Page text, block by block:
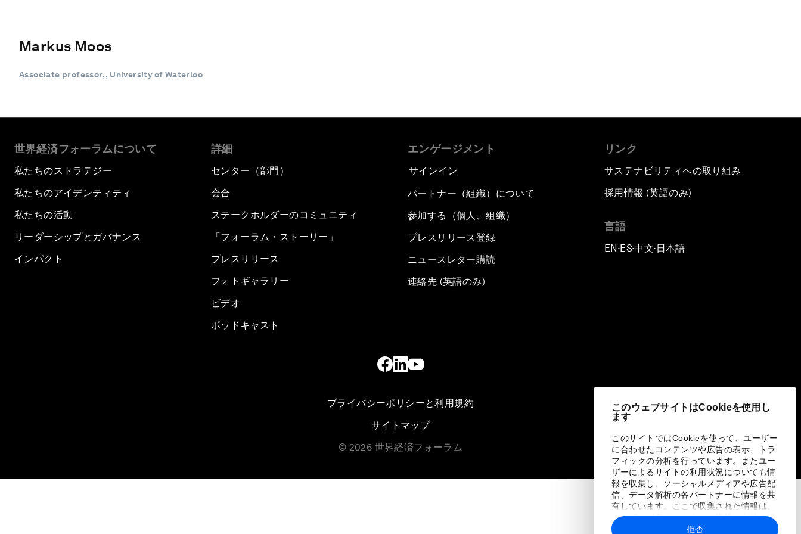
このウェブサイトはCookieを使用し
ます
このサイトではCookieを使って、ユーザー
に合わせたコンテンツや広告の表示、トラ
フィックの分析を行っています。またユー
ザーによるサイトの利用状況についても情
報を収集し、ソーシャルメディアや広告配
信、データ解析の各パートナーに情報を共
有しています。ここで収集された情報は、
ユーザーが各パートナーに提供した他の情
報や各パートナーのサービスを使用した際
拒否
Markus Moos
Associate professor, , University of Waterloo
世界経済フォーラムについて
私たちのストラテジー
私たちのアイデンティティ
私たちの活動
リーダーシップとガバナンス
インパクト
詳細
センター（部門）
会合
ステークホルダーのコミュニティ
「フォーラム・ストーリー」
プレスリリース
フォトギャラリー
ビデオ
ポッドキャスト
エンゲージメント
サインイン
パートナー（組織）について
参加する（個人、組織）
プレスリリース登録
ニュースレター購読
連絡先 (英語のみ)
リンク
サステナビリティへの取り組み
採用情報 (英語のみ)
言語
EN ▪ES▪中文▪ 日本語
プライバシーポリシーと利用規約
サイトマップ
© 2026 世界経済フォーラム